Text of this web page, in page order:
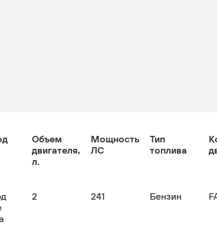
Объем
двигателя,
л.
Мощность
ЛС
Тип
топлива
2 241 Бензин